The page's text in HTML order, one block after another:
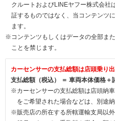
クルートおよびLINEヤフー株式会社
証するものではなく、当コンテンツ
ます。
※コンテンツもしくはデータの全部ま
ことを禁じます。
カーセンサーの支払総額は店頭乗り
支払総額（税込） ＝ 車両本体価格＋
※カーセンサーの支払総額は店頭納
をご希望された場合などは、別途
※販売店の所在する所轄運輸支局以